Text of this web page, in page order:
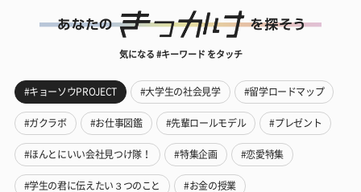
気になる #キーワード をタッチ
#キョーソウPROJECT #大学生の社会見学 #留学ロードマップ
#ガクラボ #お仕事図鑑 #先輩ロールモデル #プレゼント
#ほんとにいい会社見つけ隊！ #特集企画 #恋愛特集
#学生の君に伝えたい３つのこと #お金の授業